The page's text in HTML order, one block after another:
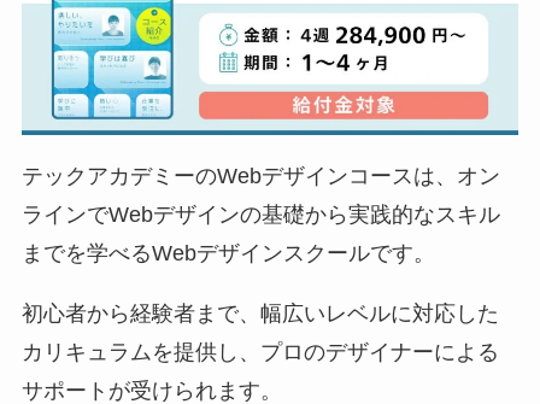
テックアカデミーのWebデザインコースは、オン
ラインでWebデザインの基礎から実践的なスキル
までを学べるWebデザインスクールです。
初心者から経験者まで、幅広いレベルに対応した
カリキュラムを提供し、プロのデザイナーによる
サポートが受けられます。